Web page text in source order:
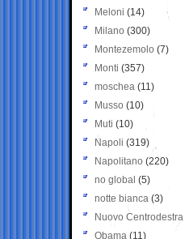
Meloni (14)
Milano (300)
Montezemolo (7)
Monti (357)
moschea (11)
Musso (10)
Muti (10)
Napoli (319)
Napolitano (220)
no global (5)
notte bianca (3)
Nuovo Centrodestra
Obama (11)